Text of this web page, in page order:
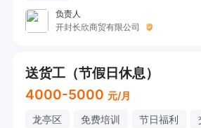
负责人
开封长欣商贸有限公司
送货工（节假日休息）
4000-5000 元/月
龙亭区 免费培训 节日福利